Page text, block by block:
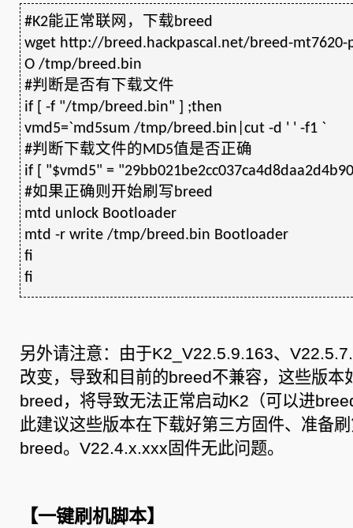
#K2能正常联网，下载breed
wget http://breed.hackpascal.net/breed-mt7620-
O /tmp/breed.bin
#判断是否有下载文件
if [ -f "/tmp/breed.bin" ] ;then
vmd5=`md5sum /tmp/breed.bin|cut -d ' ' -f1 `
#判断下载文件的MD5值是否正确
if [ "$vmd5" =
#如果正确则开始刷写breed
mtd unlock Bootloader
mtd -r write /tmp/breed.bin Bootloader
fi
fi
另外请注意：由于K2_V22.5.9.163、
改变，导致和目前的breed不兼容，这些版本
breed，将导致无法正常启动K2（可以进
此建议这些版本在下载好第三方固件、准备
breed。V22.4.x.xxx固件无此问题。
【一键刷机脚本】